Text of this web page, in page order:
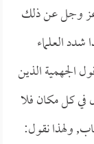
عز وجل عن ذلك
شدد العلماء
الجهمية الذين
في كل مكان فلا
ولهذا نقول: